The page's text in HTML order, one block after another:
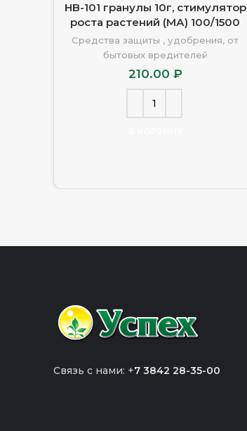
HB-101 гранулы 10г, стимулятор
роста растений (МА) 100/1500
Средства защиты , удобрения, от
бытовых вредителей
210.00 ₽
Связь с нами: +7 3842 28-35-00